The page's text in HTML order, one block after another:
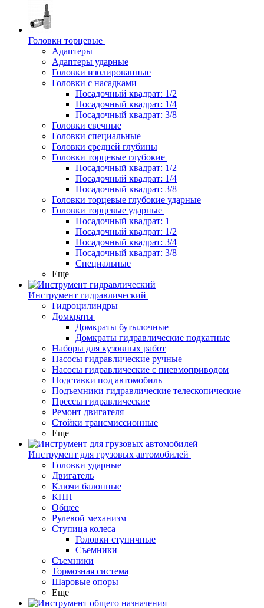
Головки торцевые
Адаптеры
Адаптеры ударные
Головки изолированные
Головки с насадками
Посадочный квадрат: 1/2
Посадочный квадрат: 1/4
Посадочный квадрат: 3/8
Головки свечные
Головки специальные
Головки средней глубины
Головки торцевые глубокие
Посадочный квадрат: 1/2
Посадочный квадрат: 1/4
Посадочный квадрат: 3/8
Головки торцевые глубокие ударные
Головки торцевые ударные
Посадочный квадрат: 1
Посадочный квадрат: 1/2
Посадочный квадрат: 3/4
Посадочный квадрат: 3/8
Специальные
Еще
Инструмент гидравлический
Гидроцилиндры
Домкраты
Домкраты бутылочные
Домкраты гидравлические подкатные
Наборы для кузовных работ
Насосы гидравлические ручные
Насосы гидравлические с пневмоприводом
Подставки под автомобиль
Подъемники гидравлические телескопические
Прессы гидравлические
Ремонт двигателя
Стойки трансмиссионные
Еще
Инструмент для грузовых автомобилей
Головки ударные
Двигатель
Ключи балонные
КПП
Общее
Рулевой механизм
Ступица колеса
Головки ступичные
Съемники
Съемники
Тормозная система
Шаровые опоры
Еще